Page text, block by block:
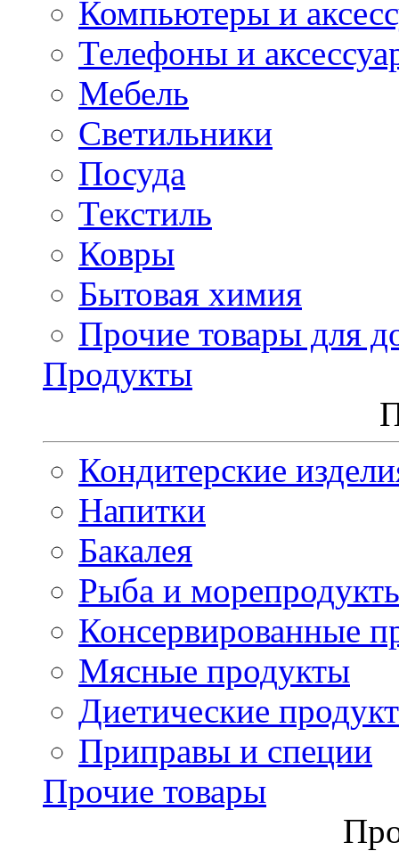
Компьютеры и
Телефоны и
Мебель
Светильники
Посуда
Текстиль
Ковры
Бытовая химия
Прочие товары для
Продукты
Кондитерские
Напитки
Бакалея
Рыба и
Консервированные
Мясные продукты
Диетические
Приправы и специи
Прочие товары